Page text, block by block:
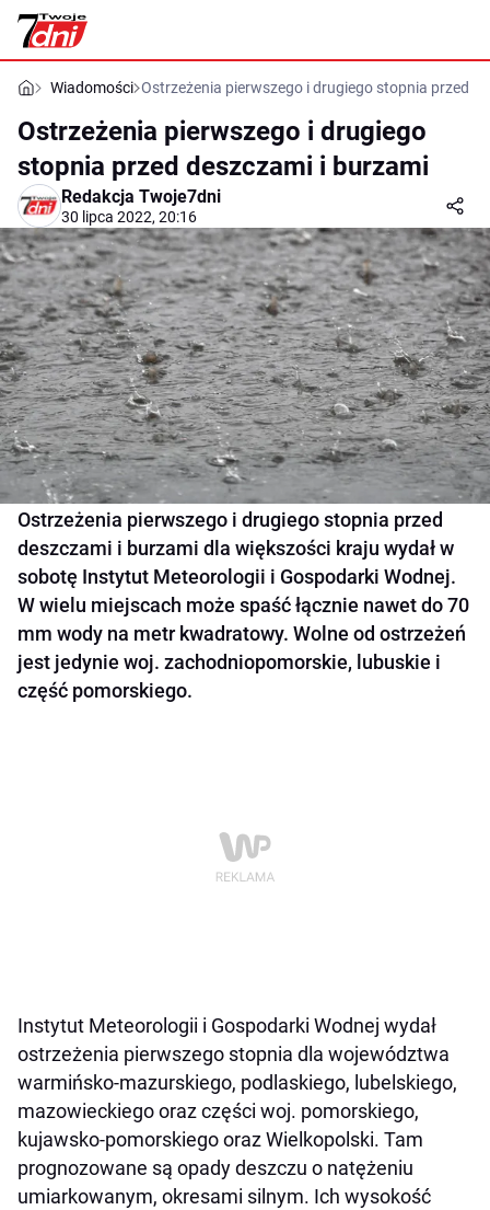
Wiadomości Ostrzeżenia pierwszego i drugiego stopnia przed
Ostrzeżenia pierwszego i drugiego
stopnia przed deszczami i burzami
Redakcja Twoje7dni
30 lipca 2022, 20:16
Ostrzeżenia pierwszego i drugiego stopnia przed
deszczami i burzami dla większości kraju wydał w
sobotę Instytut Meteorologii i Gospodarki Wodnej.
W wielu miejscach może spaść łącznie nawet do 70
mm wody na metr kwadratowy. Wolne od ostrzeżeń
jest jedynie woj. zachodniopomorskie, lubuskie i
część pomorskiego.
Instytut Meteorologii i Gospodarki Wodnej wydał
ostrzeżenia pierwszego stopnia dla województwa
warmińsko-mazurskiego, podlaskiego, lubelskiego,
mazowieckiego oraz części woj. pomorskiego,
kujawsko-pomorskiego oraz Wielkopolski. Tam
prognozowane są opady deszczu o natężeniu
umiarkowanym, okresami silnym. Ich wysokość